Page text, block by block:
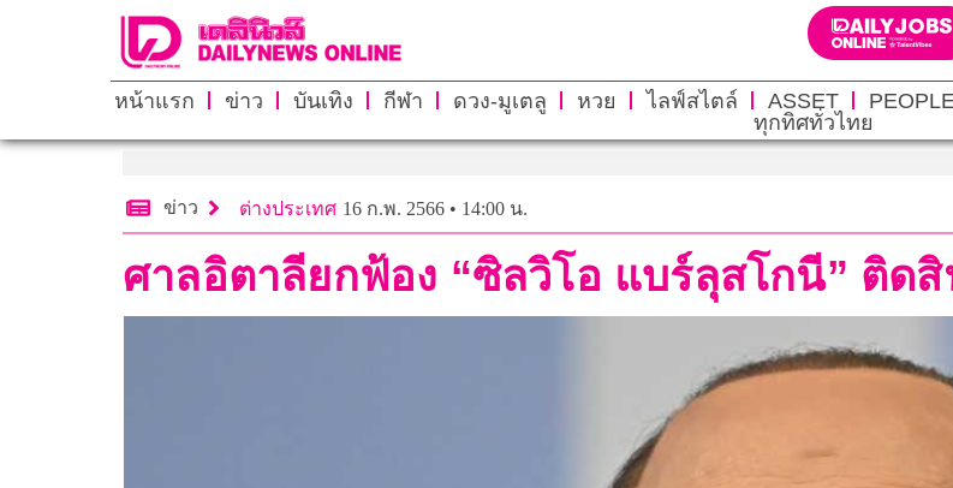
หน้าแรก ข่าว บันเทิง กีฬา ดวง-มูเตลู หวย ไลฟ์สไตล์ ASSET PEOPLE
ทุกทิศทั่วไทย
ข่าว ต่างประเทศ 16 ก.พ. 2566 • 14:00 น.
ศาลอิตาลียกฟ้อง “ซิลวิโอ แบร์ลุสโกนี” ติด